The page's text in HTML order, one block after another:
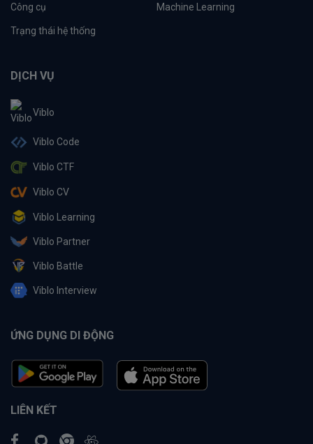
Công cụ Machine Learning
Trạng thái hệ thống
DỊCH VỤ
Viblo
Viblo Code
Viblo CTF
Viblo CV
Viblo Learning
Viblo Partner
Viblo Battle
Viblo Interview
ỨNG DỤNG DI ĐỘNG
LIÊN KẾT